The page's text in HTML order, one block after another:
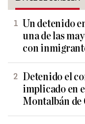
Un detenido
una de las
con
Detenido el
implicado en
Montalbán de